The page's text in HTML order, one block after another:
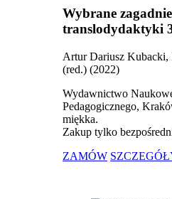
Wybrane
translodydaktyki
Artur Dariusz Kubacki,
(red.) (2022)
Wydawnictwo
Pedagogicznego,
miękka.
Zakup tylko
ZAMÓW